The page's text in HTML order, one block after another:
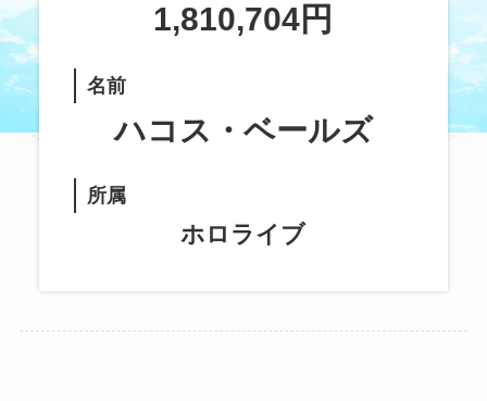
1,810,704円
名前
ハコス・ベールズ
所属
ホロライブ